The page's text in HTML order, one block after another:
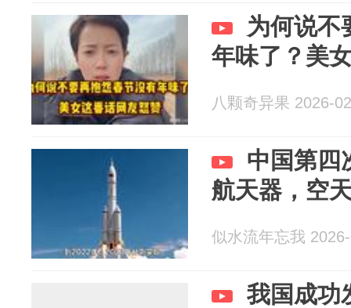
为何说不
年味了？美
八颗奇异果 2026-
中国第四
航天器，空
似水流年忘我
我国成功